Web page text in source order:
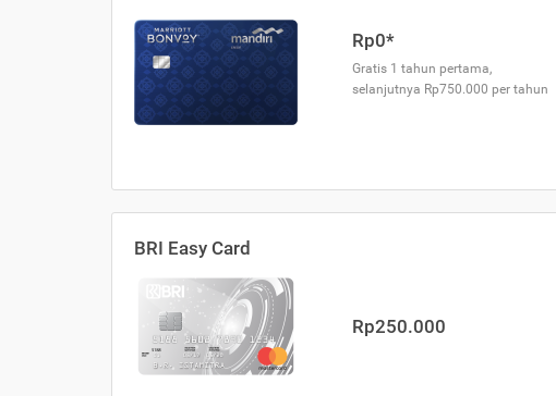
Rp0*
Gratis 1 tahun pertama,
selanjutnya Rp750.000 per tahun
BRI Easy Card
Rp250.000